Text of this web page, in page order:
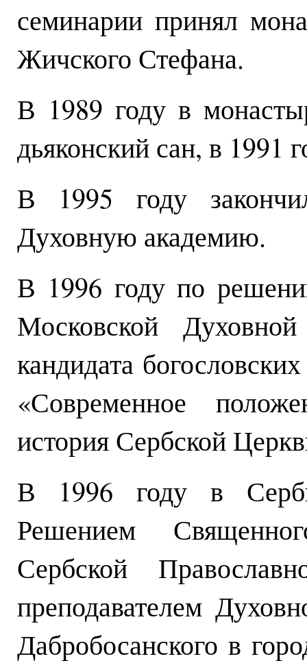
семинарии принял
Жичского Стефана.
В 1989 году в
дьяконский сан, в 1991
В 1995 году
Духовную академию.
В 1996 году по
Московской
кандидата
«Современное
история Сербской
В 1996 году в
Решением
Сербской
преподавателем
Дабробосанского в